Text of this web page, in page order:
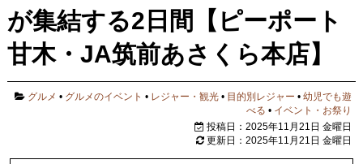
が集結する2日間【ピーポート
甘木・JA筑前あさくら本店】
グルメ • グルメのイベント • レジャー・観光 • 目的別レジャー •幼児でも遊
べる • イベント・お祭り
投稿日：2025年11月21日 金曜日
更新日：2025年11月21日 金曜日